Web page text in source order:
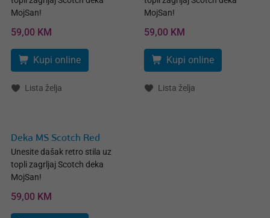
MojSan!
59,00 KM
Kupi online
Lista želja
MojSan!
59,00 KM
Kupi online
Lista želja
Deka MS Scotch Red
Unesite dašak retro stila uz
topli zagrljaj Scotch deka
MojSan!
59,00 KM